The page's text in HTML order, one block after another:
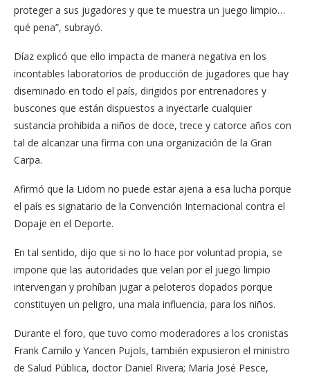
proteger a sus jugadores y que te muestra un juego limpio…
qué pena”, subrayó.
Díaz explicó que ello impacta de manera negativa en los
incontables laboratorios de producción de jugadores que hay
diseminado en todo el país, dirigidos por entrenadores y
buscones que están dispuestos a inyectarle cualquier
sustancia prohibida a niños de doce, trece y catorce años con
tal de alcanzar una firma con una organización de la Gran
Carpa.
Afirmó que la Lidom no puede estar ajena a esa lucha porque
el país es signatario de la Convención Internacional contra el
Dopaje en el Deporte.
En tal sentido, dijo que si no lo hace por voluntad propia, se
impone que las autoridades que velan por el juego limpio
intervengan y prohíban jugar a peloteros dopados porque
constituyen un peligro, una mala influencia, para los niños.
Durante el foro, que tuvo como moderadores a los cronistas
Frank Camilo y Yancen Pujols, también expusieron el ministro
de Salud Pública, doctor Daniel Rivera; María José Pesce,